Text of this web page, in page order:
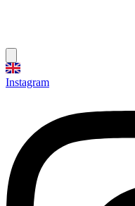
Instagram